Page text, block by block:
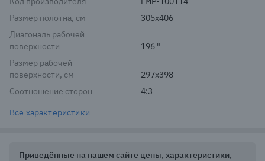
Размер полотна, см
305x406
Диагональ рабочей
поверхности
196 "
Размер рабочей
поверхности, см
297x398
Соотношение сторон
4:3
Все характеристики
Приведённые на нашем сайте цены, характеристики,